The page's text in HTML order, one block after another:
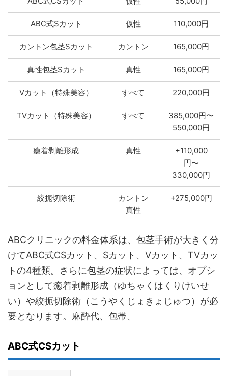
ABC式Sカット 仮性 110,000円
カントン包茎Sカット カントン 165,000円
真性包茎Sカット 真性 165,000円
Vカット（特殊美容） すべて 220,000円
TVカット（特殊美容） すべて
385,000円〜
550,000円
癒着剥離形成 真性
+110,000
円〜
330,000円
絞扼切除術
カントン
真性
+275,000円
ABCクリニックの料金体系は、包茎手術が大きく分
けてABC式CSカット、Sカット、Vカット、TVカッ
トの4種類。さらに包茎の症状によっては、オプシ
ョンとして癒着剥離形成（ゆちゃくはくりけいせ
い）や絞扼切除術（こうやくじょきょじゅつ）が必
要となります。麻酔代、包帯、
ABC式CSカット